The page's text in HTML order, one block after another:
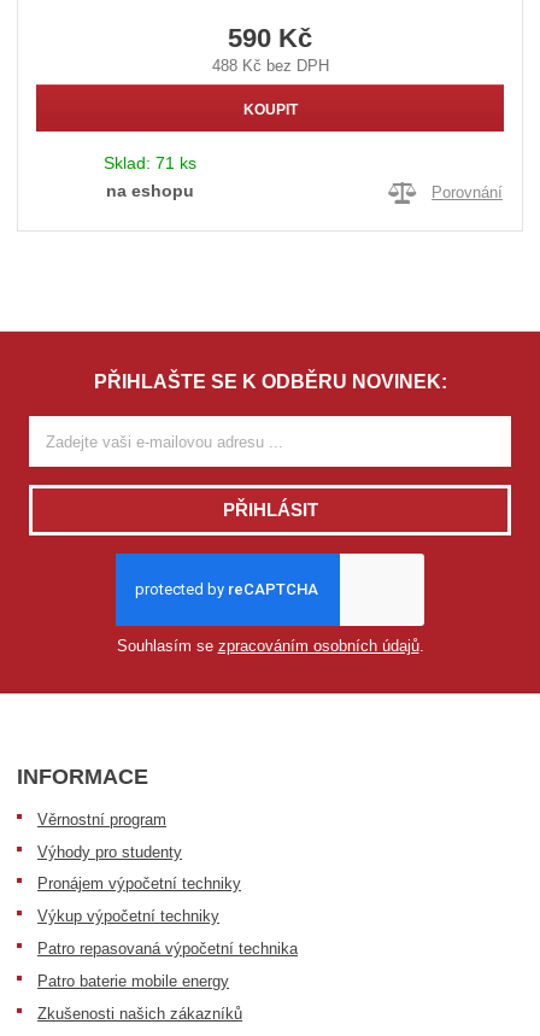
590 Kč
488 Kč bez DPH
KOUPIT
Sklad: 71 ks
na eshopu
Porovnání
PŘIHLAŠTE SE K ODBĚRU NOVINEK:
PŘIHLÁSIT
Souhlasím se zpracováním osobních údajů.
INFORMACE
Věrnostní program
Výhody pro studenty
Pronájem výpočetní techniky
Výkup výpočetní techniky
Patro repasovaná výpočetní technika
Patro baterie mobile energy
Zkušenosti našich zákazníků